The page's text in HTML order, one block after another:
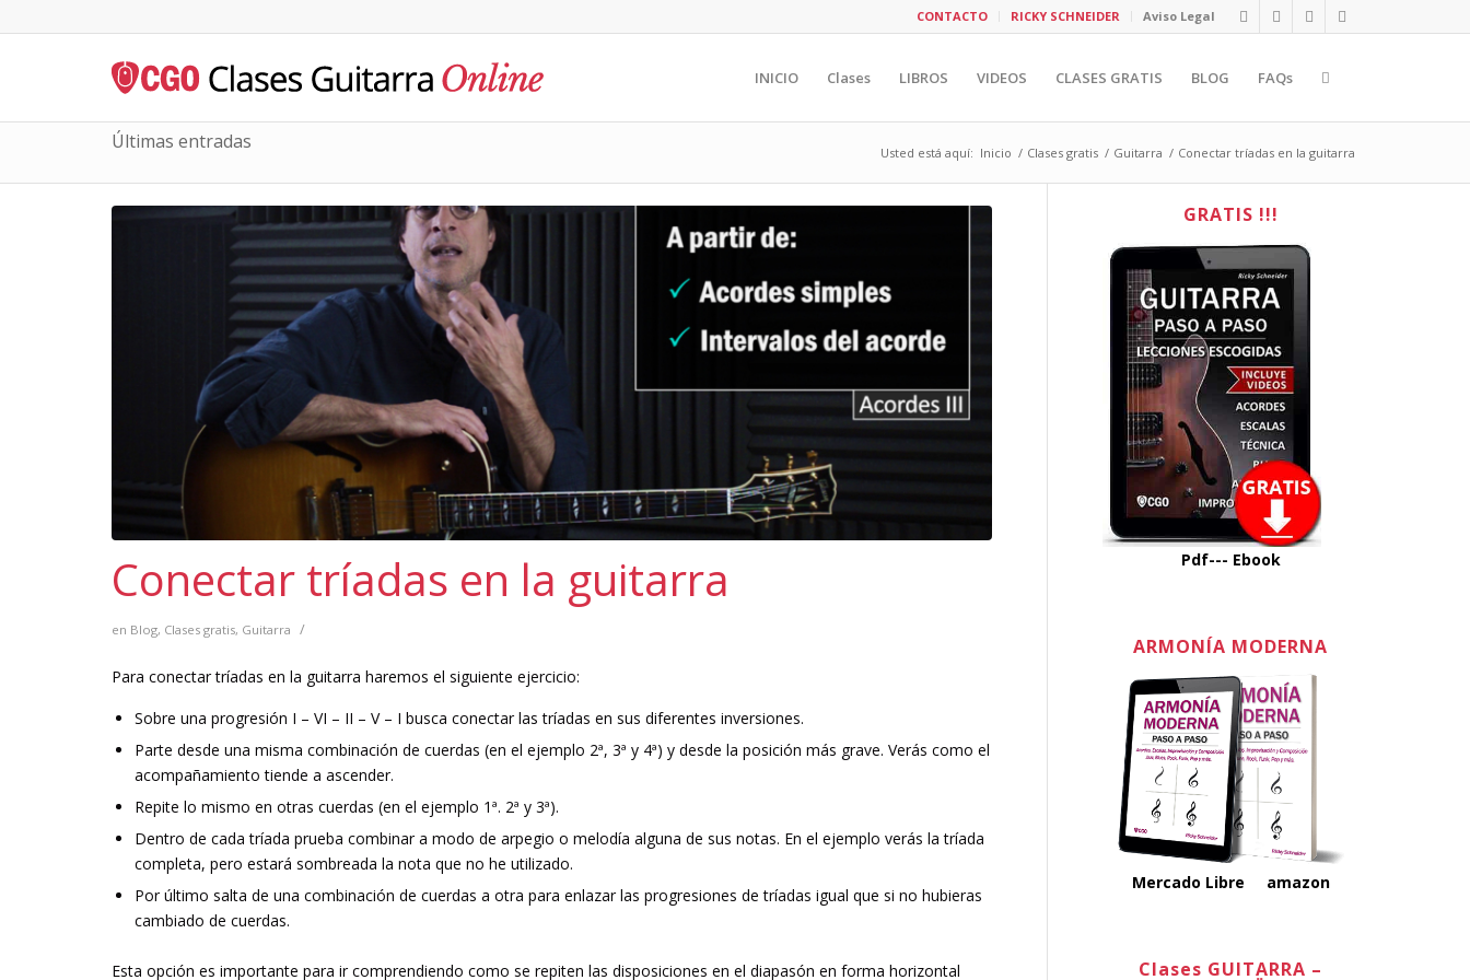
CONTACTO RICKY SCHNEIDER Aviso Legal
INICIO Clases LIBROS VIDEOS CLASES GRATIS BLOG FAQs
Últimas entradas Usted está aquí: Inicio / Clases gratis / Guitarra / Conectar tríadas en la guitarra
Conectar tríadas en la guitarra
en Blog, Clases gratis, Guitarra /
Para conectar tríadas en la guitarra haremos el siguiente ejercicio:
Sobre una progresión I – VI – II – V – I busca conectar las tríadas en sus diferentes inversiones.
Parte desde una misma combinación de cuerdas (en el ejemplo 2ª, 3ª y 4ª) y desde la posición más grave. Verás como el
acompañamiento tiende a ascender.
Repite lo mismo en otras cuerdas (en el ejemplo 1ª. 2ª y 3ª).
Dentro de cada tríada prueba combinar a modo de arpegio o melodía alguna de sus notas. En el ejemplo verás la tríada
completa, pero estará sombreada la nota que no he utilizado.
Por último salta de una combinación de cuerdas a otra para enlazar las progresiones de tríadas igual que si no hubieras
cambiado de cuerdas.
Esta opción es importante para ir comprendiendo como se repiten las disposiciones en el diapasón en forma horizontal
GRATIS !!!
Pdf--- Ebook
ARMONÍA MODERNA
Mercado Libre amazon
Clases GUITARRA –